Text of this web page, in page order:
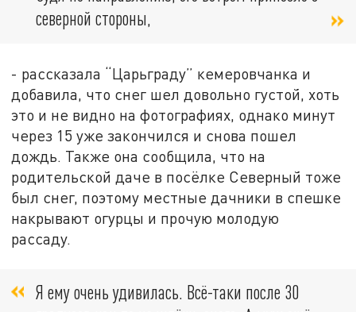
северной стороны,
- рассказала “Царьграду” кемеровчанка и
добавила, что снег шел довольно густой, хоть
это и не видно на фотографиях, однако минут
через 15 уже закончился и снова пошел
дождь. Также она сообщила, что на
родительской даче в посёлке Северный тоже
был снег, поэтому местные дачники в спешке
накрывают огурцы и прочую молодую
рассаду.
Я ему очень удивилась. Всё-таки после 30